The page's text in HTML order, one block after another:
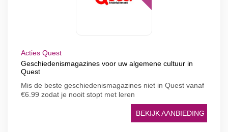
Acties Quest
Geschiedenismagazines voor uw algemene cultuur in
Quest
Mis de beste geschiedenismagazines niet in Quest vanaf
€6.99 zodat je nooit stopt met leren
BEKIJK AANBIEDING